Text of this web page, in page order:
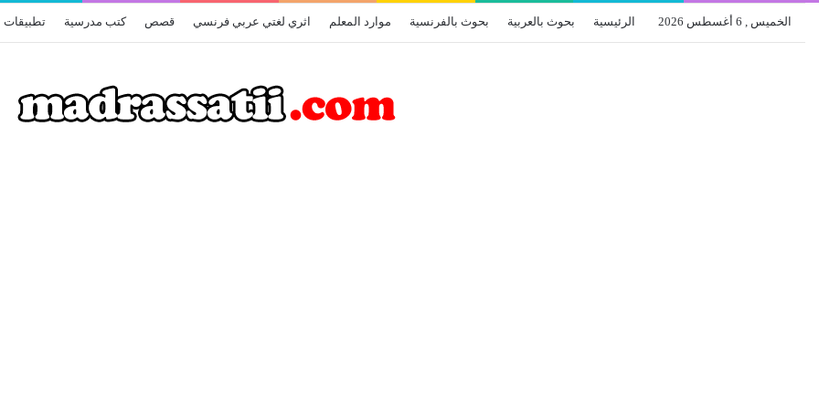
الخميس , 6 أغسطس 2026 الرئيسية بحوث بالعربية بحوث بالفرنسية موارد المعلم اثري لغتي عربي فرنسي قصص كتب مدرسية تطبيقات